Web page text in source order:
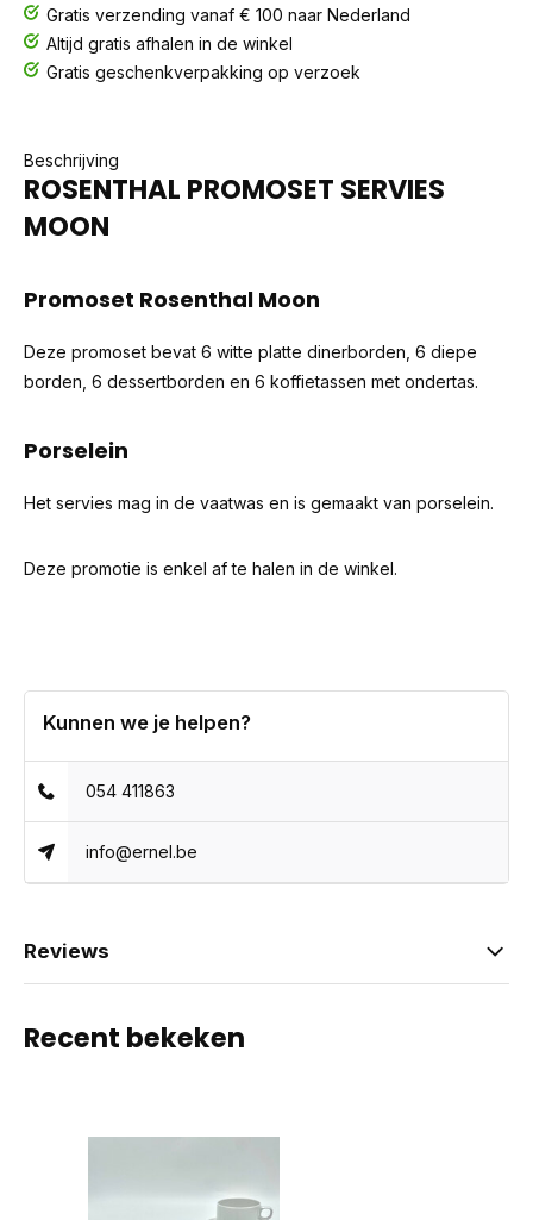
Gratis verzending vanaf € 100 naar Nederland
Altijd gratis afhalen in de winkel
Gratis geschenkverpakking op verzoek
Beschrijving
ROSENTHAL PROMOSET SERVIES
MOON
Promoset Rosenthal Moon
Deze promoset bevat 6 witte platte dinerborden, 6 diepe
borden, 6 dessertborden en 6 koffietassen met ondertas.
Porselein
Het servies mag in de vaatwas en is gemaakt van porselein.
Deze promotie is enkel af te halen in de winkel.
Kunnen we je helpen?
054 411863
info@ernel.be
Reviews
Recent bekeken